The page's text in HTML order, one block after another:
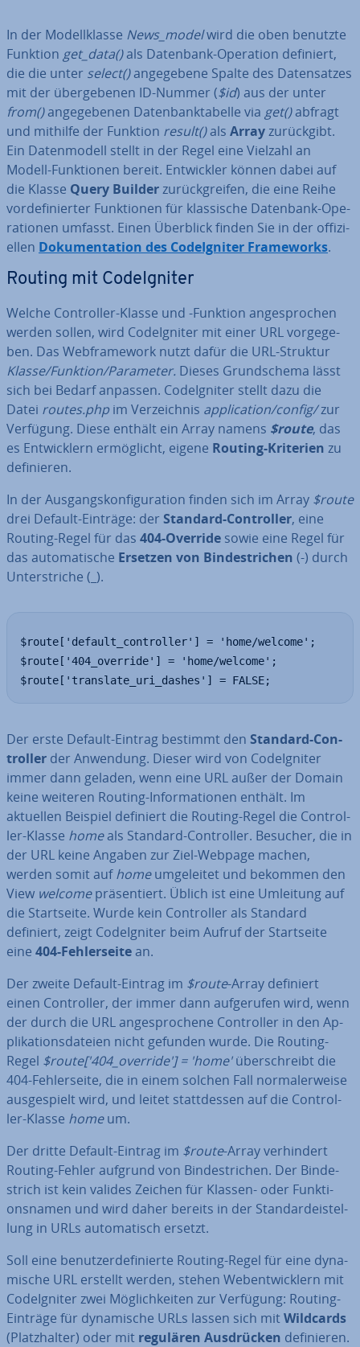
In der Mo­dell­klas­se News_modelwird die oben benutzte
Funktion get_data()als Datenbank-Operation definiert,
die die unter select()an­ge­ge­be­ne Spalte des Da­ten­sat­zes
mit der über­ge­be­nen ID-Nummer ($id) aus der unter
from()an­ge­ge­be­nen Da­ten­bank­ta­bel­le via get()abfragt
und mithilfe der Funktion result()als Arrayzu­rück­gibt.
Ein Da­ten­mo­dell stellt in der Regel eine Vielzahl an
Modell-Funk­tio­nen bereit. Ent­wick­ler können dabei auf
die Klasse Query Builderzu­rück­grei­fen, die eine Reihe
vor­de­fi­nier­ter Funk­tio­nen für klas­si­sche Datenbank-Ope­
ra­tio­nen umfasst. Einen Überblick finden Sie in der of­fi­zi­
el­len Do­ku­men­ta­ti­on des Cod­e­Ig­ni­ter Frame­works.
Routing mit Cod­e­Ig­ni­ter
Welche Con­trol­ler-Klasse und -Funktion an­ge­spro­chen
werden sollen, wird Cod­e­Ig­ni­ter mit einer URL vor­ge­ge­
ben. Das Web­frame­work nutzt dafür die URL-Struktur
Klasse/Funktion/Parameter. Dieses Grund­sche­ma lässt
sich bei Bedarf anpassen. Cod­e­Ig­ni­ter stellt dazu die
Datei routes.php im Ver­zeich­nis ap­pli­ca­ti­on/config/zur
Verfügung. Diese enthält ein Array namens $route, das
es Ent­wick­lern er­mög­licht, eigene Routing-Kriterien zu
de­fi­nie­ren.
In der Aus­gangs­kon­fi­gu­ra­ti­on finden sich im Array $route
drei Default-Einträge: der Standard-Con­trol­ler, eine
Routing-Regel für das 404-Override sowie eine Regel für
das au­to­ma­ti­sche Ersetzen von Bin­de­stri­chen (-) durch
Un­ter­stri­che (_).
$route['default_controller'] = 'home/welcome';
$route['404_override'] = 'home/welcome';
$route['translate_uri_dashes'] = FALSE;
Der erste Default-Eintrag bestimmt den Standard-Con­
trol­ler der Anwendung. Dieser wird von Cod­e­Ig­ni­ter
immer dann geladen, wenn eine URL außer der Domain
keine weiteren Routing-In­for­ma­tio­nen enthält. Im
aktuellen Beispiel definiert die Routing-Regel die Con­trol­
ler-Klasse homeals Standard-Con­trol­ler. Besucher, die in
der URL keine Angaben zur Ziel-Webpage machen,
werden somit aufhomeum­ge­lei­tet und bekommen den
View welcomeprä­sen­tiert. Üblich ist eine Umleitung auf
die Start­sei­te. Wurde kein Con­trol­ler als Standard
definiert, zeigt Cod­e­Ig­ni­ter beim Aufruf der Start­sei­te
eine 404-Feh­ler­sei­tean.
Der zweite Default-Eintrag im $route-Array definiert
einen Con­trol­ler, der immer dann auf­ge­ru­fen wird, wenn
der durch die URL an­ge­spro­che­ne Con­trol­ler in den Ap­
pli­ka­ti­ons­da­tei­en nicht gefunden wurde. Die Routing-
Regel $route['404_override'] = 'home'über­schreibt die
404-Feh­ler­sei­te, die in einem solchen Fall nor­ma­ler­wei­se
aus­ge­spielt wird, und leitet statt­des­sen auf die Con­trol­
ler-Klasse homeum.
Der dritte Default-Eintrag im $route-Array ver­hin­dert
Routing-Fehler aufgrund von Bin­de­stri­chen. Der Bin­de­
strich ist kein valides Zeichen für Klassen- oder Funk­ti­
ons­na­men und wird daher bereits in der Stan­dard­e­i­stel­
lung in URLs au­to­ma­tisch ersetzt.
Soll eine be­nut­zer­de­fi­nier­te Routing-Regel für eine dy­na­
mi­sche URL erstellt werden, stehen Web­ent­wick­lern mit
Cod­e­Ig­ni­ter zwei Mög­lich­kei­ten zur Verfügung: Routing-
Einträge für dy­na­mi­sche URLs lassen sich mitWildcards
(Platz­hal­ter) oder mit regulären Aus­drü­cken de­fi­nie­ren.